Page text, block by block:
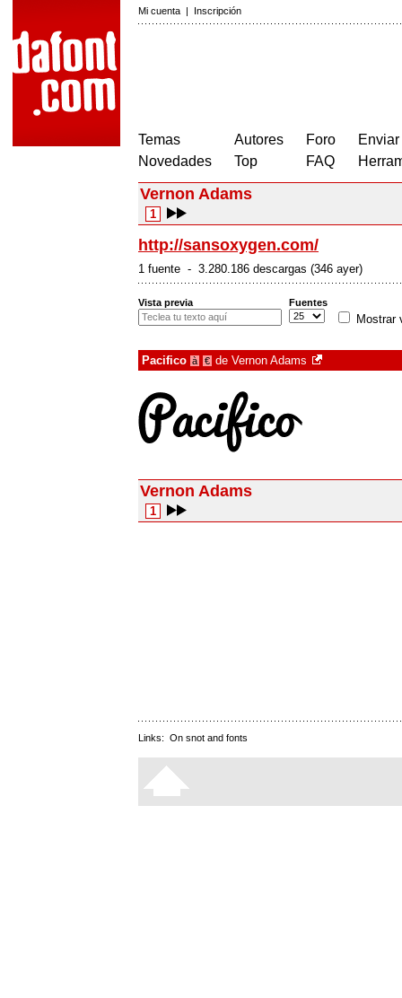
Mi cuenta | Inscripción
Temas
Novedades
Autores
Top
Foro
FAQ
Vernon Adams
1
http://sansoxygen.com/
1 fuente - 3.280.186 descargas (346 ayer)
Vista previa Fuentes
Mostrar
Pacifico à € de Vernon Adams
Vernon Adams
1
Links: On snot and fonts